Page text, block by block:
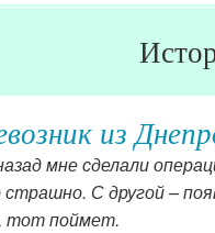
из
мне сделали
С другой –
тот поймет.